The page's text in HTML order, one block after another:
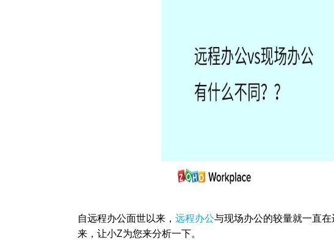
自远程办公面世以来，远程办公与现场办公的较量就一直
来，让小Z为您来分析一下。